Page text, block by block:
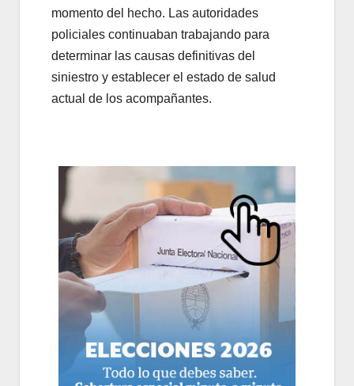
momento del hecho. Las autoridades
policiales continuaban trabajando para
determinar las causas definitivas del
siniestro y establecer el estado de salud
actual de los acompañantes.